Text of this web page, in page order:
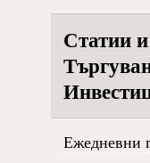
Статии
Ежедневни